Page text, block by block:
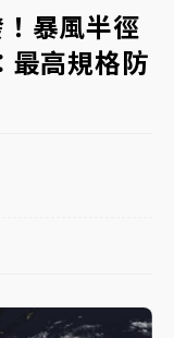
若改由政府委
桃園 公開上任首
雨 東部高溫飆
暴風半徑
高規格防